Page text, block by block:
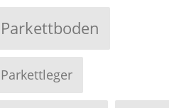
Parkettboden
Parkettleger